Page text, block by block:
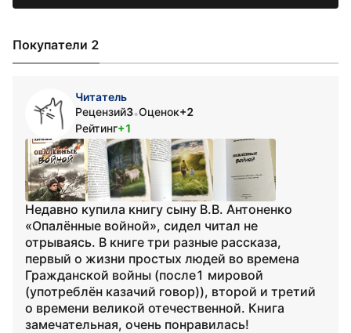
Покупатели 2
Читатель
Рецензий3•Оценок+2
Рейтинг+1
Недавно купила книгу сыну В.В. Антоненко
«Опалённые войной», сидел читал не
отрываясь. В книге три разные рассказа,
первый о жизни простых людей во времена
Гражданской войны (после1 мировой
(употреблён казачий говор)), второй и третий
о времени великой отечественной. Книга
замечательная, очень понравилась!